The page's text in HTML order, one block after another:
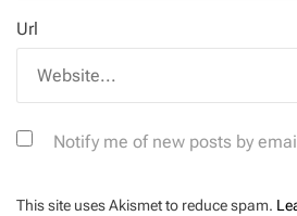
Url
Notify me of new posts by
This site uses Akismet to reduce spam.